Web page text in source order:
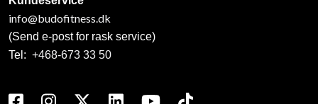
info@budofitness.dk
(Send e-post for rask service)
Tel: +468-673 33 50